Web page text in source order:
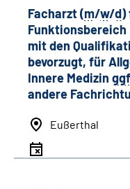
Facharzt (m/w/d)
Funktionsbereich
mit den
bevorzugt, für
Innere Medizin
andere
Eußerthal